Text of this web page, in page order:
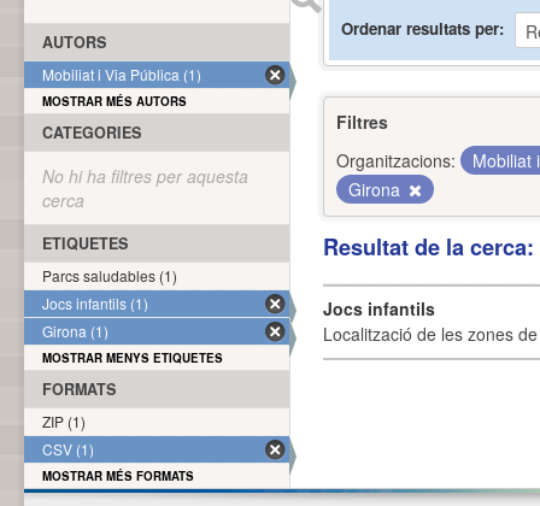
Ordenar resultats per
Filtres
Organitzacions:
Mobiliat
Girona
Resultat de la
Jocs infantils
Localització de les zones
AUTORS
Mobiliat i Via Pública (1)
MOSTRAR MÉS AUTORS
CATEGORIES
No hi ha filtres per aquesta
cerca
ETIQUETES
Parcs saludables (1)
Jocs infantils (1)
Girona (1)
MOSTRAR MENYS ETIQUETES
FORMATS
ZIP (1)
CSV (1)
MOSTRAR MÉS FORMATS